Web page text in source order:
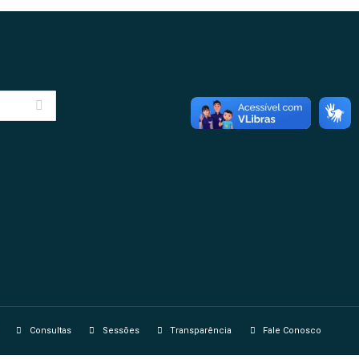
Consultas Sessões Transparência Fale Conosco